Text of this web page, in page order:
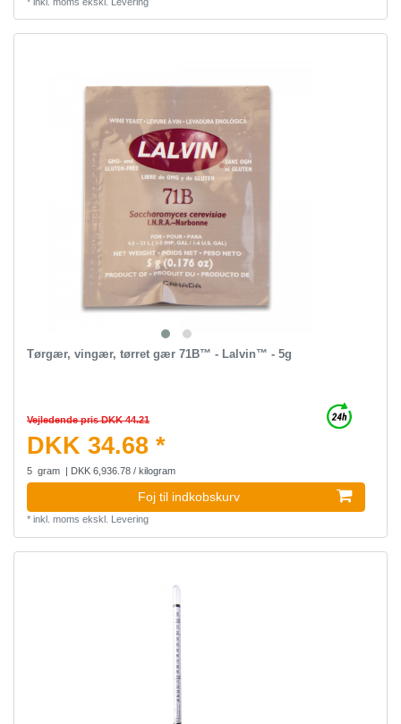
Tørgær, vingær, tørret gær 71B™ - Lalvin™ - 5g
Vejledende pris DKK 44.21
DKK 34.68 *
5 gram | DKK 6,936.78 / kilogram
Foj til indkobskurv
* inkl. moms ekskl. Levering